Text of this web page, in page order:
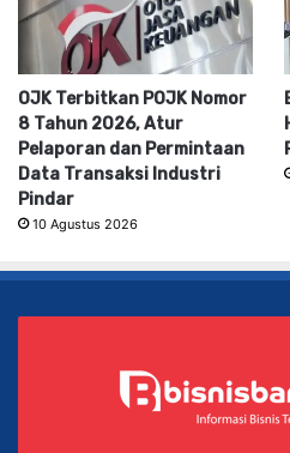
OJK Terbitkan POJK Nomor
8 Tahun 2026, Atur
Pelaporan dan Permintaan
Data Transaksi Industri
Pindar
10 Agustus 2026